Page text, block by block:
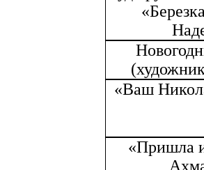
«Ваш
«Пришла